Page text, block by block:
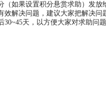
（如果设置积分悬赏求助）发放
效解决问题，建议大家把解决
30~45天，以方便大家对求助